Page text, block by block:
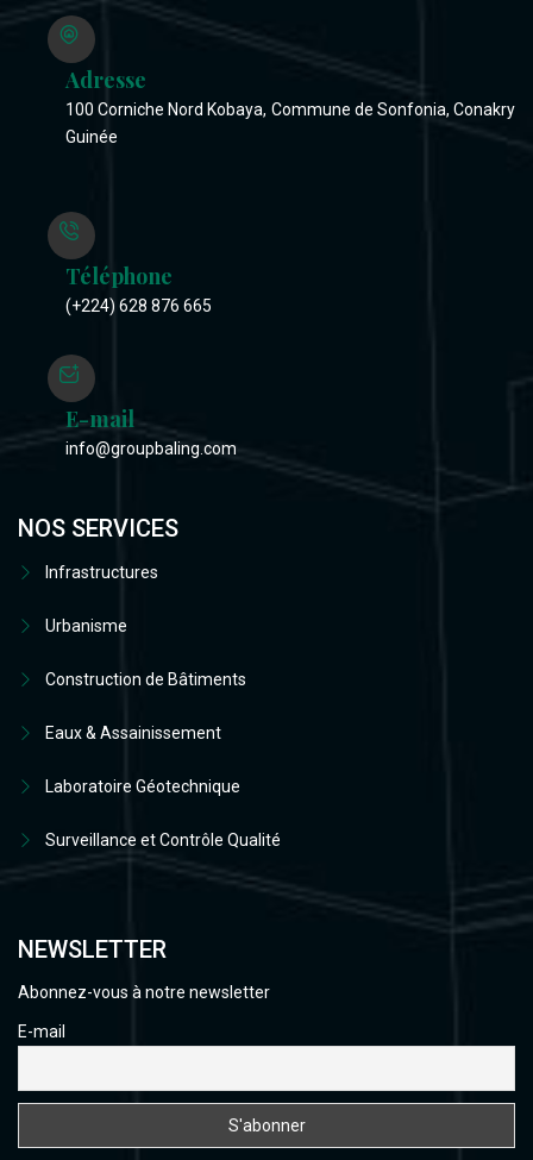
Adresse
100 Corniche Nord Kobaya, Commune de Sonfonia, Conakry
Guinée
Téléphone
(+224) 628 876 665
E-mail
info@groupbaling.com
NOS SERVICES
Infrastructures
Urbanisme
Construction de Bâtiments
Eaux & Assainissement
Laboratoire Géotechnique
Surveillance et Contrôle Qualité
NEWSLETTER
Abonnez-vous à notre newsletter
E-mail